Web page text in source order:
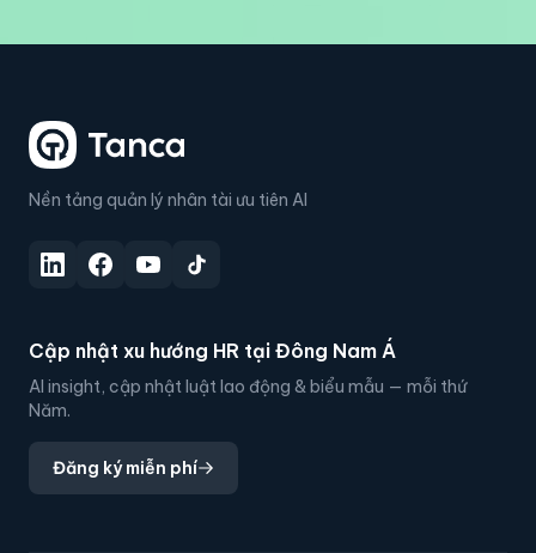
Nền tảng quản lý nhân tài ưu tiên AI
Cập nhật xu hướng HR tại Đông Nam Á
AI insight, cập nhật luật lao động & biểu mẫu — mỗi thứ
Năm.
Đăng ký miễn phí